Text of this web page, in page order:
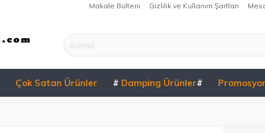
Gizlilik ve Kullanım Şartları
Makale Bülteni
Çok Satan Ürünler # Damping Ürünler#